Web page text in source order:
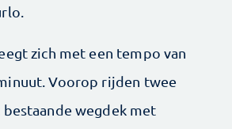
zich met een tempo van
Voorop rijden twee
wegdek met